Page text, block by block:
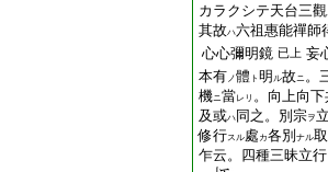
カラクシテ天台三觀
其故ハ六祖惠能禪師
心心彌明鏡 已上 妄
本有ノ體 ト 明 ル故ニ。
機ニ當レリ 。向上向下
及或ハ 同之。別宗ヲ
修行スル處 カ各別 ナル取
乍云。四種三昧立行